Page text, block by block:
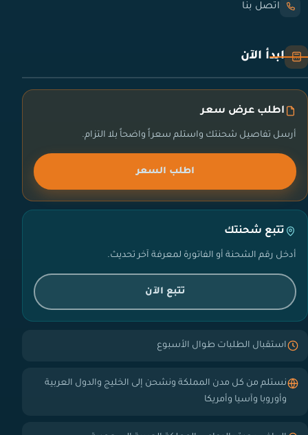
اتصل بنا
ابدأ الآن
اطلب عرض سعر
أرسل تفاصيل شحنتك واستلم سعراً واضحاً بلا التزام.
اطلب السعر
تتبع شحنتك
أدخل رقم الشحنة أو الفاتورة لمعرفة آخر تحديث.
تتبع الآن
استقبال الطلبات طوال الأسبوع
نستلم من كل مدن المملكة ونشحن إلى الخليج والدول العربية
وأوروبا وآسيا وأمريكا